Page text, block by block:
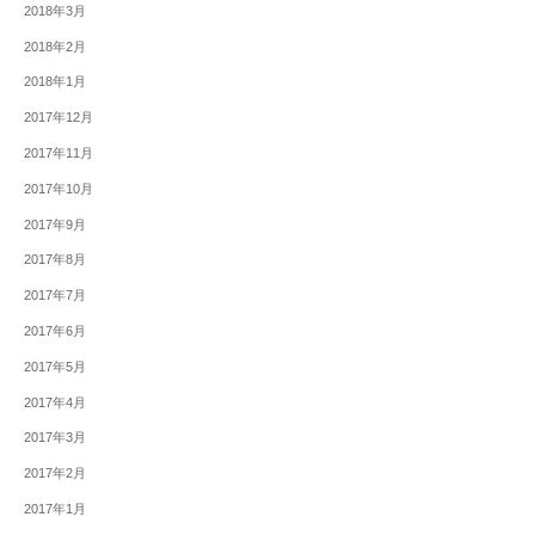
2018年3月
2018年2月
2018年1月
2017年12月
2017年11月
2017年10月
2017年9月
2017年8月
2017年7月
2017年6月
2017年5月
2017年4月
2017年3月
2017年2月
2017年1月